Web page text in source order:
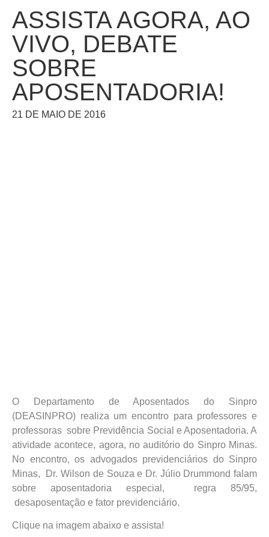
ASSISTA AGORA, AO
VIVO, DEBATE
SOBRE
APOSENTADORIA!
21 DE MAIO DE 2016
O Departamento de Aposentados do Sinpro
(DEASINPRO) realiza um encontro para professores e
professoras sobre Previdência Social e Aposentadoria. A
atividade acontece, agora, no auditório do Sinpro Minas.
No encontro, os advogados previdenciários do Sinpro
Minas, Dr. Wilson de Souza e Dr. Júlio Drummond falam
sobre aposentadoria especial, regra 85/95,
desaposentação e fator previdenciário.
Clique na imagem abaixo e assista!